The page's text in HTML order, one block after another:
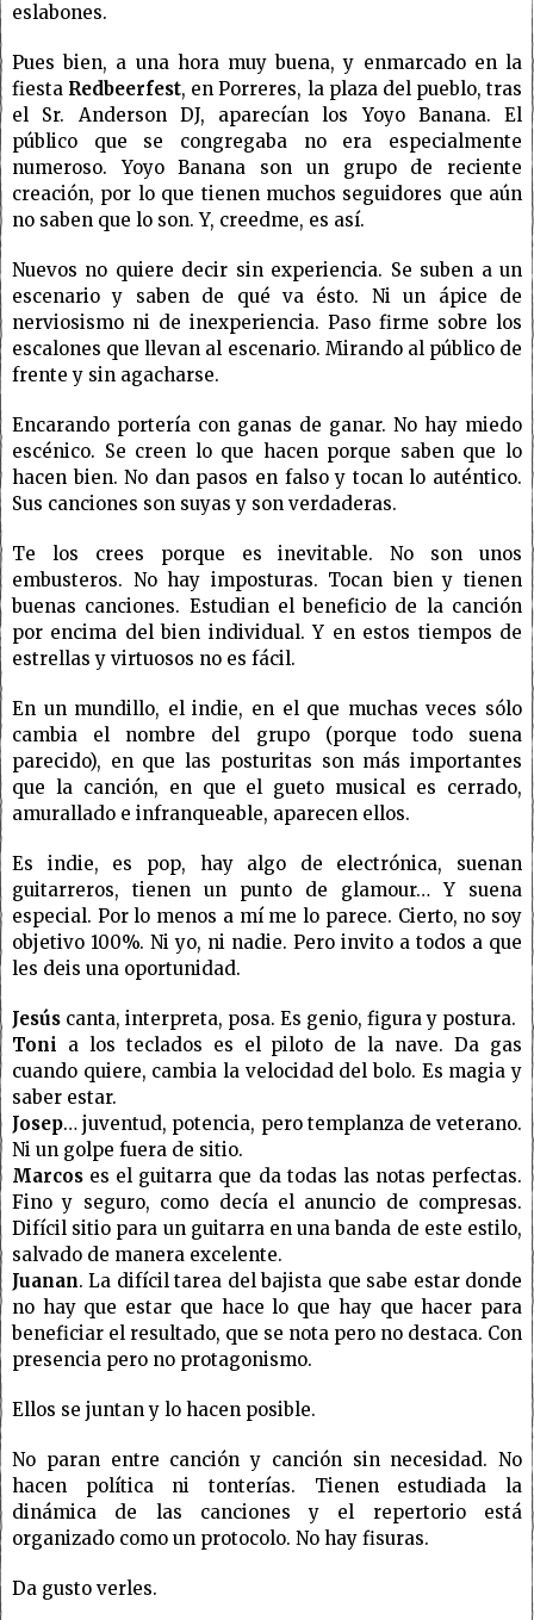
eslabones.
Pues bien, a una hora muy buena, y enmarcado en la
fiesta Redbeerfest, en Porreres, la plaza del pueblo, tras
el Sr. Anderson DJ, aparecían los Yoyo Banana. El
público que se congregaba no era especialmente
numeroso. Yoyo Banana son un grupo de reciente
creación, por lo que tienen muchos seguidores que aún
no saben que lo son. Y, creedme, es así.
Nuevos no quiere decir sin experiencia. Se suben a un
escenario y saben de qué va ésto. Ni un ápice de
nerviosismo ni de inexperiencia. Paso firme sobre los
escalones que llevan al escenario. Mirando al público de
frente y sin agacharse.
Encarando portería con ganas de ganar. No hay miedo
escénico. Se creen lo que hacen porque saben que lo
hacen bien. No dan pasos en falso y tocan lo auténtico.
Sus canciones son suyas y son verdaderas.
Te los crees porque es inevitable. No son unos
embusteros. No hay imposturas. Tocan bien y tienen
buenas canciones. Estudian el beneficio de la canción
por encima del bien individual. Y en estos tiempos de
estrellas y virtuosos no es fácil.
En un mundillo, el indie, en el que muchas veces sólo
cambia el nombre del grupo (porque todo suena
parecido), en que las posturitas son más importantes
que la canción, en que el gueto musical es cerrado,
amurallado e infranqueable, aparecen ellos.
Es indie, es pop, hay algo de electrónica, suenan
guitarreros, tienen un punto de glamour… Y suena
especial. Por lo menos a mí me lo parece. Cierto, no soy
objetivo 100%. Ni yo, ni nadie. Pero invito a todos a que
les deis una oportunidad.
Jesús canta, interpreta, posa. Es genio, figura y postura.
Toni
a los teclados es el piloto de la nave. Da gas
cuando quiere, cambia la velocidad del bolo. Es magia y
saber estar.
Josep… juventud, potencia, pero templanza de veterano.
Ni un golpe fuera de sitio.
Marcos es el guitarra que da todas las notas perfectas.
Fino y seguro, como decía el anuncio de compresas.
Difícil sitio para un guitarra en una banda de este estilo,
salvado de manera excelente.
Juanan. La difícil tarea del bajista que sabe estar donde
no hay que estar que hace lo que hay que hacer para
beneficiar el resultado, que se nota pero no destaca. Con
presencia pero no protagonismo.
Ellos se juntan y lo hacen posible.
No paran entre canción y canción sin necesidad. No
hacen política ni tonterías. Tienen estudiada la
dinámica de las canciones y el repertorio está
organizado como un protocolo. No hay fisuras.
Da gusto verles.